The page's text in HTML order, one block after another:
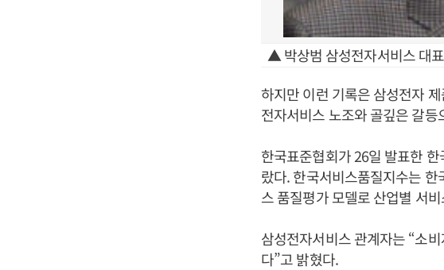
▲ 박상범 삼성전자서비스 대표
하지만 이런 기록은 삼성전자
전자서비스 노조와 골깊은 갈
한국표준협회가 26일 발표한
랐다. 한국서비스품질지수는
스 품질평가 모델로 산업별 서
삼성전자서비스 관계자는 “소
다”고 밝혔다.